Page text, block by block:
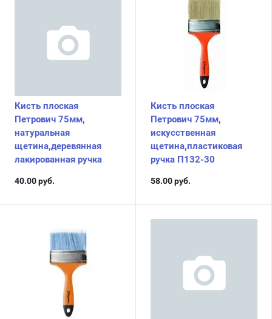
Кисть плоская
Петрович 75мм,
натуральная
щетина,деревянная
лакированная ручка
40.00руб.
Кисть плоская
Петрович 75мм,
искусственная
щетина,пластиковая
ручка П132-30
58.00руб.